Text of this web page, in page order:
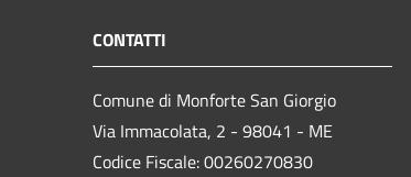
CONTATTI
Comune di Monforte San Giorgio
Via Immacolata, 2 - 98041 - ME
Codice Fiscale: 00260270830